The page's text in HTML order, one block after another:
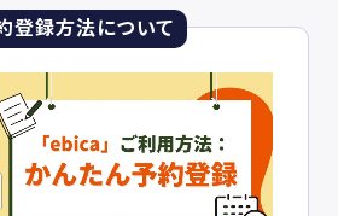
登録方法について